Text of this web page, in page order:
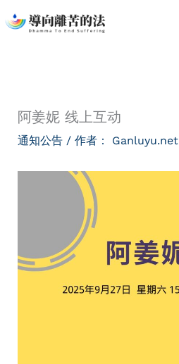
至
阿姜妮 线上互动
通知公告/ 作者： Ganluyu.net